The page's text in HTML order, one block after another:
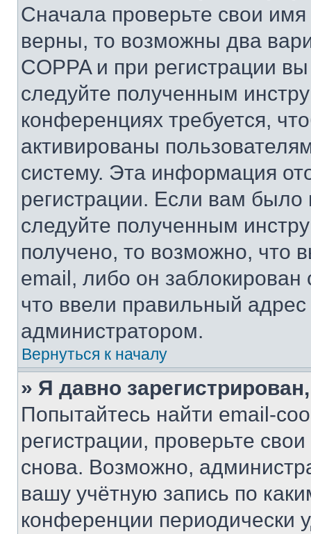
Сначала проверьте свои
верны, то возможны два
COPPA и при регистрации
следуйте полученным
конференциях требуется,
активированы
систему. Эта информация
регистрации. Если вам
следуйте полученным
получено, то возможно, что
email, либо он
что ввели правильный адрес
администратором.
Вернуться к началу
» Я давно
Попытайтесь найти email-
регистрации, проверьте
снова. Возможно,
вашу учётную запись по
конференции периодически